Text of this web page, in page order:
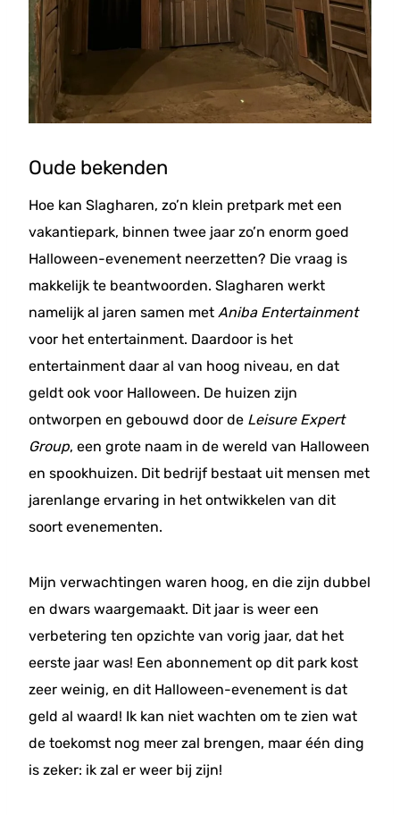
Oude bekenden
Hoe kan Slagharen, zo’n klein pretpark met een
vakantiepark, binnen twee jaar zo’n enorm goed
Halloween-evenement neerzetten? Die vraag is
makkelijk te beantwoorden. Slagharen werkt
namelijk al jaren samen met Aniba Entertainment
voor het entertainment. Daardoor is het
entertainment daar al van hoog niveau, en dat
geldt ook voor Halloween. De huizen zijn
ontworpen en gebouwd door de Leisure Expert
Group, een grote naam in de wereld van Halloween
en spookhuizen. Dit bedrijf bestaat uit mensen met
jarenlange ervaring in het ontwikkelen van dit
soort evenementen.
Mijn verwachtingen waren hoog, en die zijn dubbel
en dwars waargemaakt. Dit jaar is weer een
verbetering ten opzichte van vorig jaar, dat het
eerste jaar was! Een abonnement op dit park kost
zeer weinig, en dit Halloween-evenement is dat
geld al waard! Ik kan niet wachten om te zien wat
de toekomst nog meer zal brengen, maar één ding
is zeker: ik zal er weer bij zijn!